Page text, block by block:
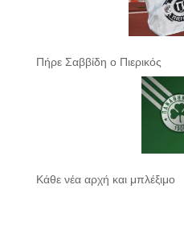
Πήρε Σαββίδη ο Πιερικός
Κάθε νέα αρχή και μπλέξιμο